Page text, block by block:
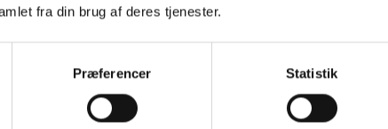
fra din brug af deres tjenester.
Præferencer Statistik